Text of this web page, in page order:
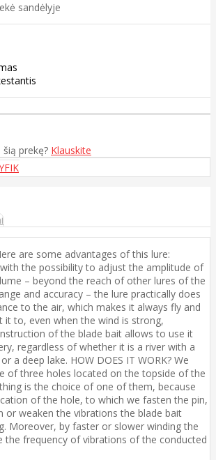
sandėlyje
prekę? Klauskite
are some advantages of this lure:
the possibility to adjust the amplitude of
– beyond the reach of other lures of the
and accuracy – the lure practically does
to the air, which makes it always fly and
it to, even when the wind is strong,
of the blade bait allows to use it
regardless of whether it is a river with a
a deep lake. HOW DOES IT WORK? We
of three holes located on the topside of the
is the choice of one of them, because
of the hole, to which we fasten the pin,
or weaken the vibrations the blade bait
Moreover, by faster or slower winding the
the frequency of vibrations of the conducted